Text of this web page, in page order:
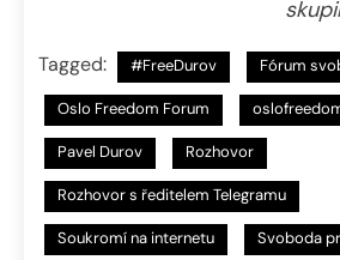
Tagged: #FreeDurov Fórum
Oslo Freedom Forum
Pavel Durov Rozhovor
Rozhovor s ředitelem Telegramu
Soukromí na internetu Svoboda